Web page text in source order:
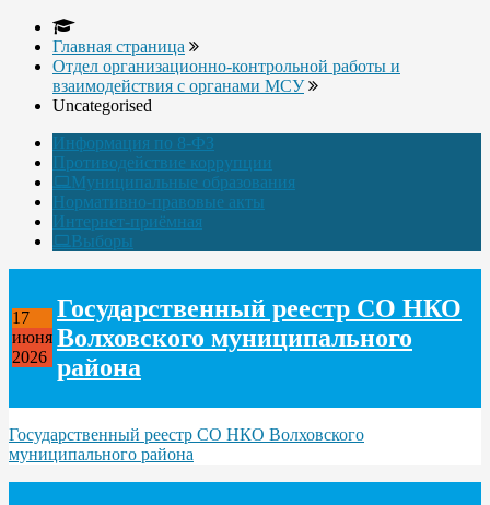
Главная страница
Отдел организационно-контрольной работы и
взаимодействия с органами МСУ
Uncategorised
Информация по 8-ФЗ
Противодействие коррупции
Муниципальные образования
Нормативно-правовые акты
Интернет-приёмная
Выборы
17
июня
2026
Государственный реестр СО НКО
Волховского муниципального
района
Государственный реестр СО НКО Волховского
муниципального района